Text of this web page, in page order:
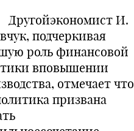
И.
подчеркивая
роль финансовой
вповышении
отмечает что
призвана